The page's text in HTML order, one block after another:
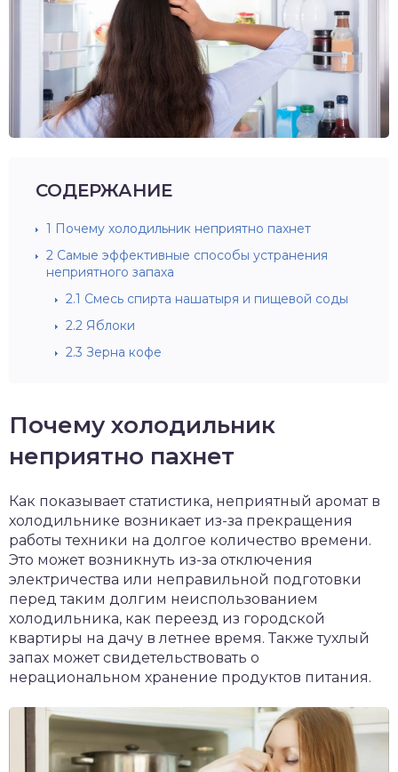
СОДЕРЖАНИЕ
1 Почему холодильник неприятно пахнет
2 Самые эффективные способы устранения
неприятного запаха
2.1 Смесь спирта нашатыря и пищевой соды
2.2 Яблоки
2.3 Зерна кофе
Почему холодильник
неприятно пахнет
Как показывает статистика, неприятный аромат в
холодильнике возникает из-за прекращения
работы техники на долгое количество времени.
Это может возникнуть из-за отключения
электричества или неправильной подготовки
перед таким долгим неиспользованием
холодильника, как переезд из городской
квартиры на дачу в летнее время. Также тухлый
запах может свидетельствовать о
нерациональном хранение продуктов питания.